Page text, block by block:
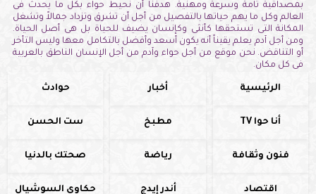
بمصداقية تامة وسرعة ومهنية. هدفنا أن نحيط حواء بكل ما يحدث فى
العالم وكل ما يهم حياتها بالتفصيل من أجل أن تشرق وتزداد جمالاً وتشغل
المكانة التى تستحقها كأنثى وكإنسان يضيف للحياة بل هى أصل الحياة.
ومن أجل آدم يعلم يقيناً أنه يكون أسعد وأفضل بالتكامل معها وليس التأخر
أو التناقض. نحن موقع من أجل حواء وآدم من أجل الإنسان الناطق بالعربية
فى كل مكان.
الرئيسية أخبار حوادث
أنا حوا TV مطبخ ست الحسن
فنون وثقافة رياضة صحتك بالدنيا
اقتصاد أندر إيدج حكاوي السوشيال